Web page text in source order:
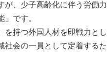
、少子高齢化に伴う労働
です。
持つ外国人材を即戦力と
会の一員として定着する